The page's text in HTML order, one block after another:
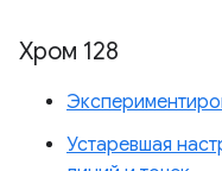
Хром 128
Устаревшая